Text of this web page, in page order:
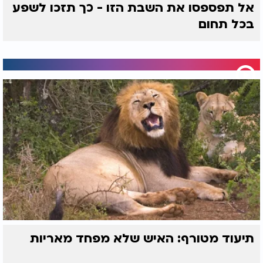
סופגנייה על הפלטה?
נולדו הסופגניות
בנר הראשון מדליקים סך הכל 2 נרות, שמש ונר אחד.
בנר השני מדליקים סך הכל 3 נרות, שמש ושני נרות.
בנר השלישי מדליקים סך הכל 4 נרות, שמש ושלושה
נרות.
בנר הרביעי מדליקים סך הכל 5 נרות, שמש וארבעה
נרות.
בנר החמישי מדליקים סך הכל 6 נרות, שמש וחמישה
נרות.
אל תפספסו את השבת הזו - כך תזכו לשפע
בכל תחום
תיעוד מטורף: האיש שלא מפחד מאריות